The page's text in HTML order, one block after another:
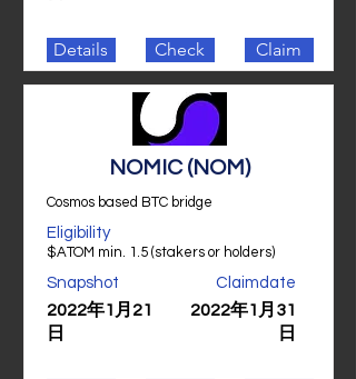
Details Check Claim
NOMIC (NOM)
Cosmos based BTC bridge
Eligibility
$ATOM min. 1.5 (stakers or holders)
Snapshot
2022年1月21
日
Claimdate
2022年1月31
日